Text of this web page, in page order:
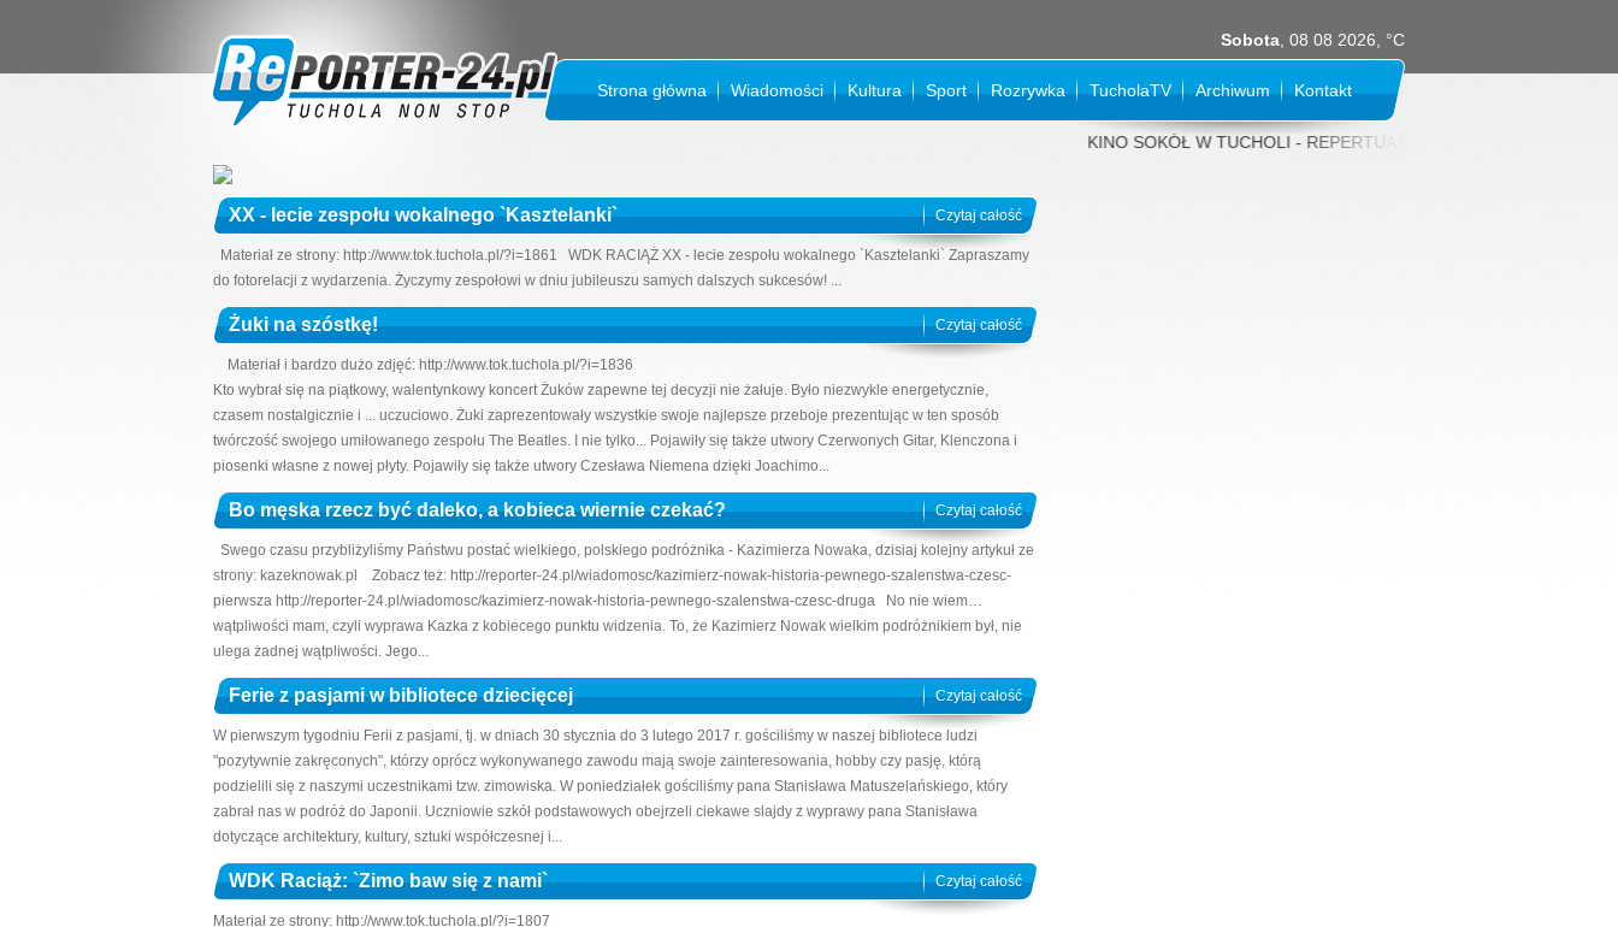
Sobota , 08 08 2026, °C
Strona główna Wiadomości Kultura Sport Rozrywka TucholaTV Archiwum Kontakt
KINO SOKÓŁ W TUCHOLI - REPERTUAR NA SIERPIEŃ 2026 rok:
XX - lecie zespołu wokalnego `Kasztelanki` Czytaj całość
Materiał ze strony: http://www.tok.tuchola.pl/?i=1861 WDK RACIĄŻ XX - lecie zespołu wokalnego `Kasztelanki` Zapraszamy
do fotorelacji z wydarzenia. Życzymy zespołowi w dniu jubileuszu samych dalszych sukcesów! ...
Żuki na szóstkę! Czytaj całość
Materiał i bardzo dużo zdjęć: http://www.tok.tuchola.pl/?i=1836
Kto wybrał się na piątkowy, walentynkowy koncert Żuków zapewne tej decyzji nie żałuje. Było niezwykle energetycznie,
czasem nostalgicznie i ... uczuciowo. Żuki zaprezentowały wszystkie swoje najlepsze przeboje prezentując w ten sposób
twórczość swojego umiłowanego zespołu The Beatles. I nie tylko... Pojawiły się także utwory Czerwonych Gitar, Klenczona i
piosenki własne z nowej płyty. Pojawiły się także utwory Czesława Niemena dzięki Joachimo...
Bo męska rzecz być daleko, a kobieca wiernie czekać? Czytaj całość
Swego czasu przybliżyliśmy Państwu postać wielkiego, polskiego podróżnika - Kazimierza Nowaka, dzisiaj kolejny artykuł ze
strony: kazeknowak.pl Zobacz też: http://reporter-24.pl/wiadomosc/kazimierz-nowak-historia-pewnego-szalenstwa-czesc-
pierwsza http://reporter-24.pl/wiadomosc/kazimierz-nowak-historia-pewnego-szalenstwa-czesc-druga No nie wiem…
wątpliwości mam, czyli wyprawa Kazka z kobiecego punktu widzenia. To, że Kazimierz Nowak wielkim podróżnikiem był, nie
ulega żadnej wątpliwości. Jego...
Ferie z pasjami w bibliotece dziecięcej Czytaj całość
W pierwszym tygodniu Ferii z pasjami, tj. w dniach 30 stycznia do 3 lutego 2017 r. gościliśmy w naszej bibliotece ludzi
"pozytywnie zakręconych", którzy oprócz wykonywanego zawodu mają swoje zainteresowania, hobby czy pasję, którą
podzielili się z naszymi uczestnikami tzw. zimowiska. W poniedziałek gościliśmy pana Stanisława Matuszelańskiego, który
zabrał nas w podróż do Japonii. Uczniowie szkół podstawowych obejrzeli ciekawe slajdy z wyprawy pana Stanisława
dotyczące architektury, kultury, sztuki współczesnej i...
WDK Raciąż: `Zimo baw się z nami` Czytaj całość
Materiał ze strony: http://www.tok.tuchola.pl/?i=1807